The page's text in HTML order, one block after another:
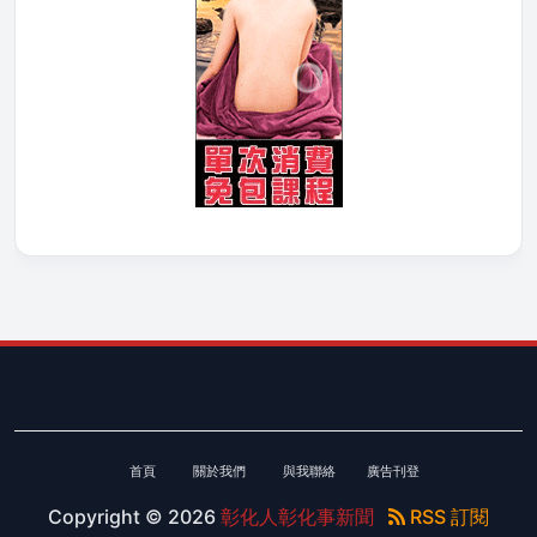
首頁 關於我們 與我聯絡 廣告刊登
Copyright © 2026 彰化人彰化事新聞 RSS 訂閱